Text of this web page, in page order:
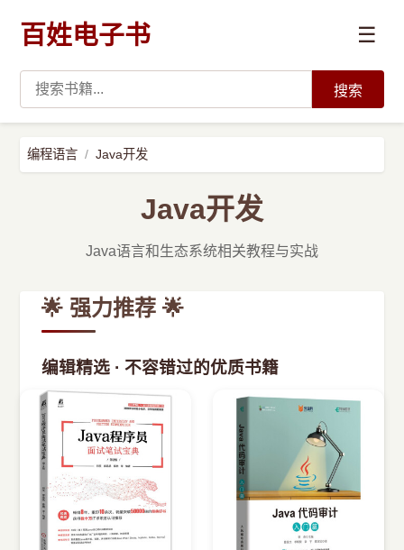
百姓电子书 ☰
学习路径
其他资源
搜索
编程语言 Java开发
Java开发
Java语言和生态系统相关教程与实战
🌟 强力推荐 🌟
编辑精选 · 不容错过的优质书籍